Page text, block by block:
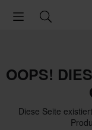
OOPS!
Diese Seite